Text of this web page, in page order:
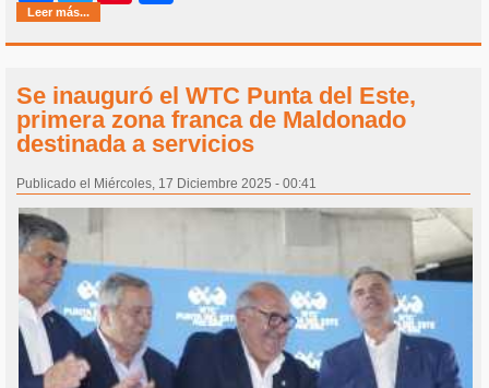
Leer más...
Se inauguró el WTC Punta del Este,
primera zona franca de Maldonado
destinada a servicios
Publicado el Miércoles, 17 Diciembre 2025 - 00:41